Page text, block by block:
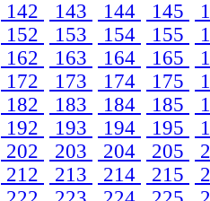
142
143 144 145
152
153 154 155
162
163 164 165
172
173 174 175
182
183 184 185
192
193 194 195
202
203 204 205
212
213 214 215